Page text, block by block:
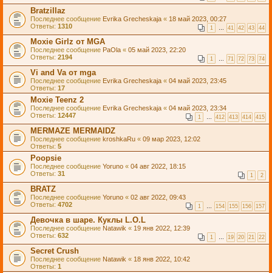
Bratzillaz
Последнее сообщение Evrika Grecheskaja « 18 май 2023, 00:27
Ответы: 1310 1 … 41 42 43 44
Moxie Girlz от MGA
Последнее сообщение PaOla « 05 май 2023, 22:20
Ответы: 2194 1 … 71 72 73 74
Vi and Va от mga
Последнее сообщение Evrika Grecheskaja « 04 май 2023, 23:45
Ответы: 17
Moxie Teenz 2
Последнее сообщение Evrika Grecheskaja « 04 май 2023, 23:34
Ответы: 12447 1 … 412 413 414 415
MERMAZE MERMAIDZ
Последнее сообщение kroshkaRu « 09 мар 2023, 12:02
Ответы: 5
Poopsie
Последнее сообщение Yoruno « 04 авг 2022, 18:15
Ответы: 31 1 2
BRATZ
Последнее сообщение Yoruno « 02 авг 2022, 09:43
Ответы: 4702 1 … 154 155 156 157
Девочка в шаре. Куклы L.O.L
Последнее сообщение Natawik « 19 янв 2022, 12:39
Ответы: 632 1 … 19 20 21 22
Secret Crush
Последнее сообщение Natawik « 18 янв 2022, 10:42
Ответы: 1